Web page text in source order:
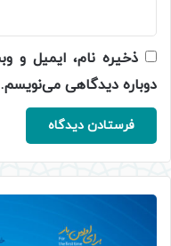
ذخیره نام، ایمیل و
دوباره دیدگاهی می‌نویسم.